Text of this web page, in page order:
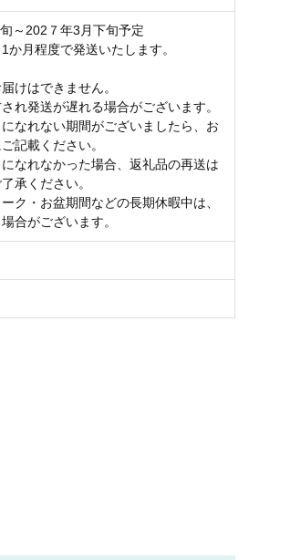
～202７年3月下旬予定
月程度で発送いたします。
けはできません。
れ発送が遅れる場合がございます。
なれない期間がございましたら、お
記載ください。
なれなかった場合、返礼品の再送は
承ください。
ク・お盆期間などの長期休暇中は、
合がございます。